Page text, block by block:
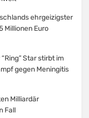
ehrgeizigster
Millionen Euro
Star stirbt im
gegen Meningitis
Milliardär
Fall